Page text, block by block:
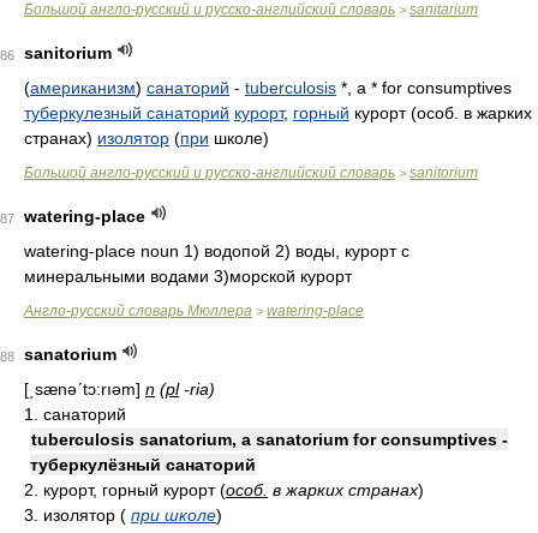
Большой англо-русский и русско-английский словарь > sanitarium
86
sanitorium
(американизм) санаторий - tuberculosis *, a * for consumptives
туберкулезный санаторий курорт, горный курорт (особ. в жарких
странах) изолятор (при школе)
Большой англо-русский и русско-английский словарь > sanitorium
87
watering-place
watering-place noun 1) водопой 2) воды, курорт с
минеральными водами 3)морской курорт
Англо-русский словарь Мюллера > watering-place
88
sanatorium
[͵sænəʹtɔ:rıəm] n (pl-ria)
1. санаторий
tuberculosis sanatorium, a sanatorium for consumptives -
туберкулёзный санаторий
2. курорт, горный курорт (особ. в жарких странах)
3. изолятор ( при школе)